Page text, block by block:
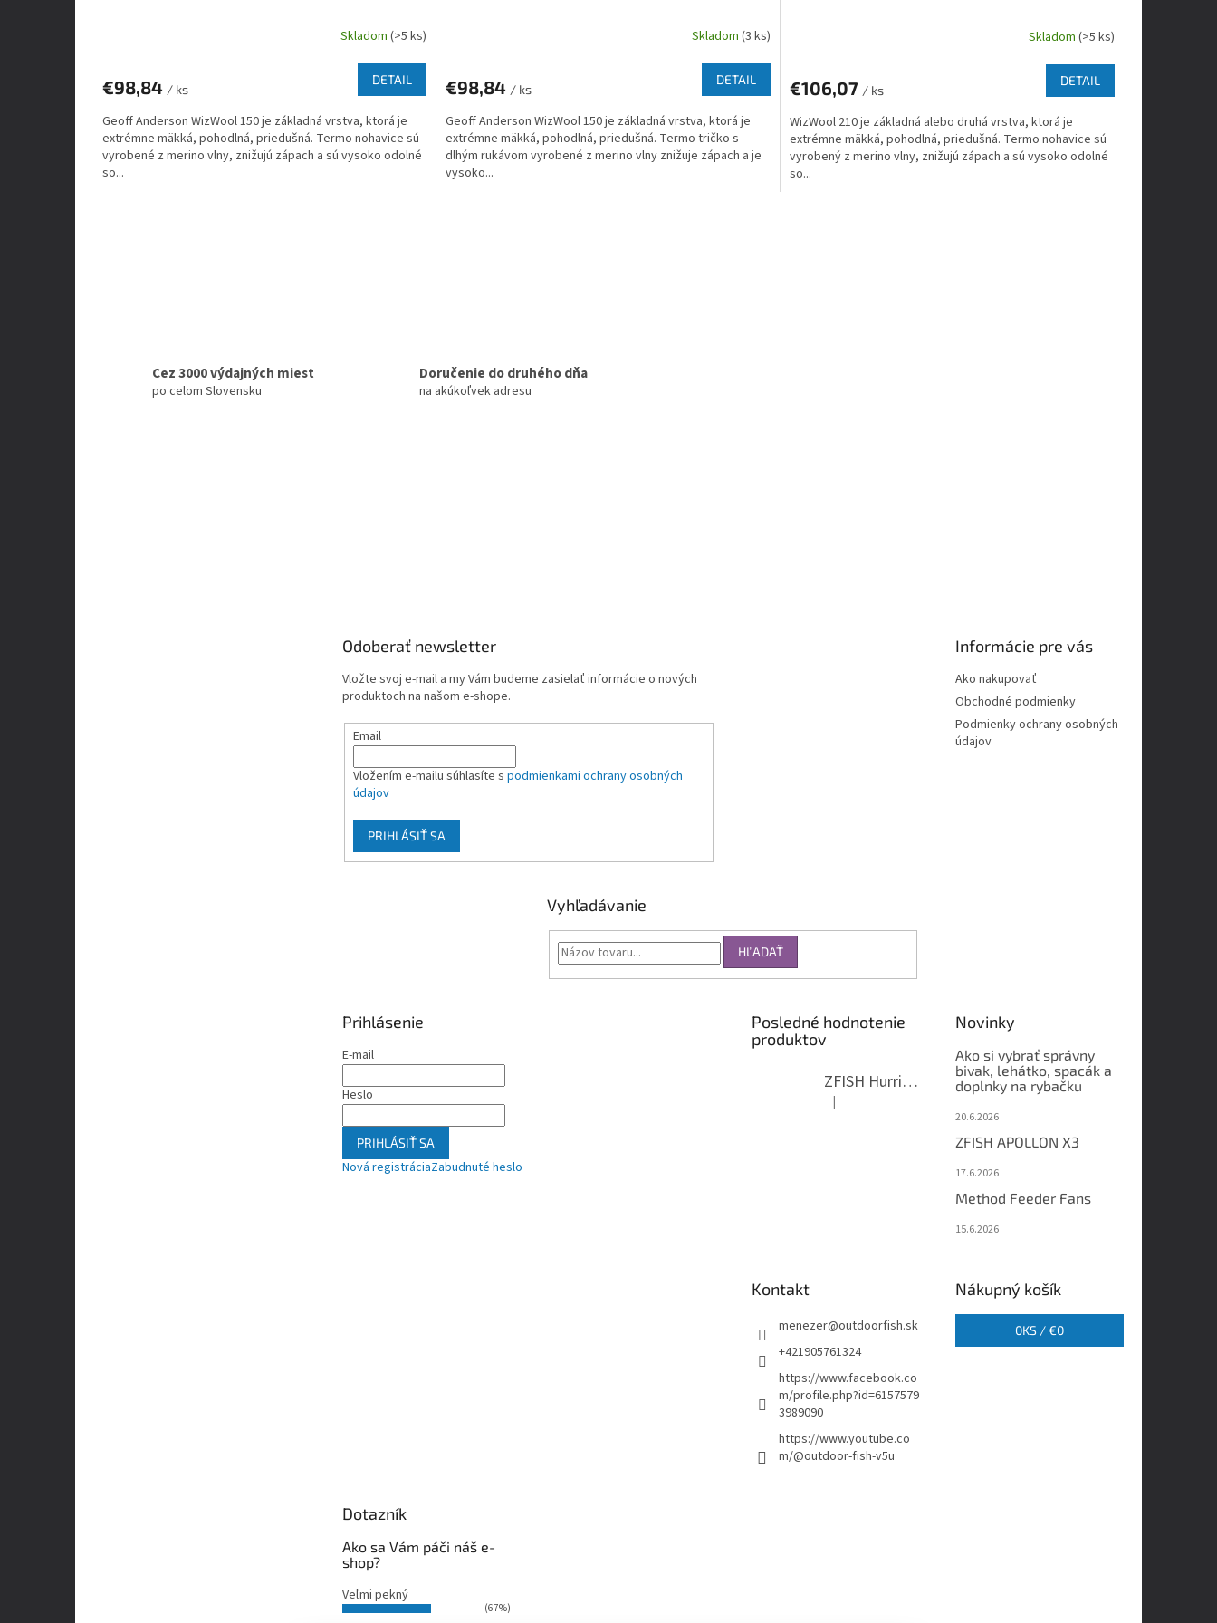
Skladom(>5 ks)
€98,84 / ks
DETAIL
Geoff Anderson WizWool 150 je základná vrstva, ktorá je
extrémne mäkká, pohodlná, priedušná. Termo nohavice sú
vyrobené z merino vlny, znižujú zápach a sú vysoko odolné
so...
Skladom (3 ks)
€98,84 / ks
DETAIL
Geoff Anderson WizWool 150 je základná vrstva, ktorá je
extrémne mäkká, pohodlná, priedušná. Termo tričko s
dlhým rukávom vyrobené z merino vlny znižuje zápach a je
vysoko...
Skladom (>5 ks)
€106,07 / ks
DETAIL
WizWool 210 je základná alebo druhá vrstva, ktorá je
extrémne mäkká, pohodlná, priedušná. Termo nohavice sú
vyrobený z merino vlny, znižujú zápach a sú vysoko odolné
so...
u
Cez 3000 výdajných miest
po celom Slovensku
Doručenie do druhého dňa
na akúkoľvek adresu
Odoberať newsletter
Vložte svoj e-mail a my Vám budeme zasielať informácie o nových
produktoch na našom e-shope.
Email
Vložením e-mailu súhlasíte s podmienkami ochrany osobných
údajov
PRIHLÁSIŤ SA
Informácie pre vás
Ako nakupovať
Obchodné podmienky
Podmienky ochrany osobných
údajov
Vyhľadávanie
HĽADAŤ
Prihlásenie
E-mail
Heslo
PRIHLÁSIŤ SA
Nová registráciaZabudnuté heslo
Posledné hodnotenie
produktov
ZFISH Hurricane Camo Kreslo
Hodnotenie produktu je 5 z 5 hviezdičiek.
|
Novinky
Ako si vybrať správny
bivak, lehátko, spacák a
doplnky na rybačku
20.6.2026
ZFISH APOLLON X3
17.6.2026
Method Feeder Fans
15.6.2026
Kontakt
menezer@outdoorfish.sk
+421905761324
https://www.facebook.co
m/profile.php?id=6157579
3989090
https://www.youtube.co
m/@outdoor-fish-v5u
Nákupný košík
0KS /€0
Dotazník
Ako sa Vám páči náš e-
shop?
Veľmi pekný
(67%)